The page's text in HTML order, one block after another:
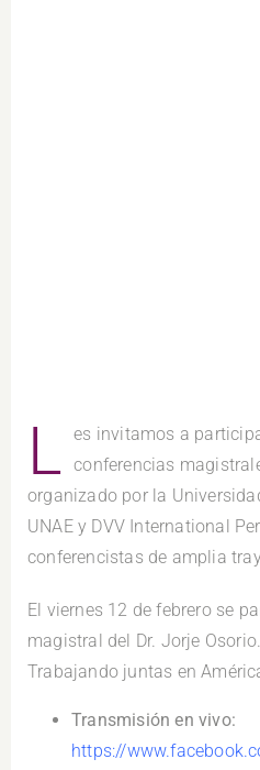
L
es invitamos a
conferencias
organizado por la
UNAE y DVV International
conferencistas de amplia
El viernes 12 de febrero se
magistral del Dr. Jorje
Trabajando juntas en
Transmisión en vivo:
https://